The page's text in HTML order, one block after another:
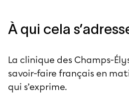
À qui cela
La clinique des Champs-
savoir-faire français en
qui s’exprime.